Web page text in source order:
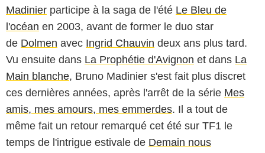
Madinier participe à la saga de l'été Le Bleu de
l'océan en 2003, avant de former le duo star
de Dolmen avec Ingrid Chauvin deux ans plus tard.
Vu ensuite dans La Prophétie d'Avignon et dans La
Main blanche, Bruno Madinier s'est fait plus discret
ces dernières années, après l'arrêt de la série Mes
amis, mes amours, mes emmerdes. Il a tout de
même fait un retour remarqué cet été sur TF1 le
temps de l'intrigue estivale de Demain nous